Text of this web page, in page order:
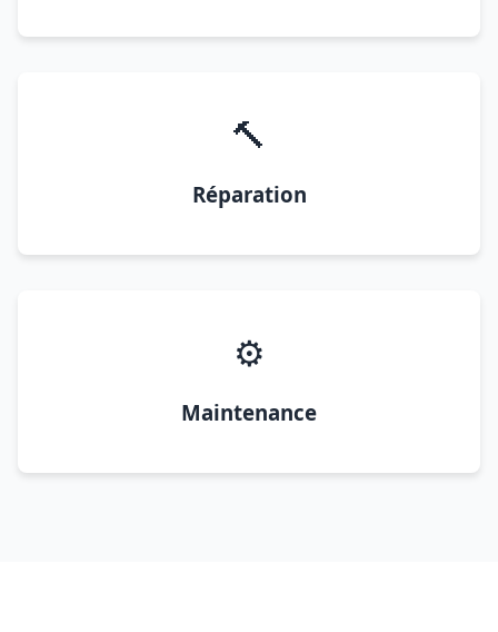
🔨
Réparation
⚙️
Maintenance